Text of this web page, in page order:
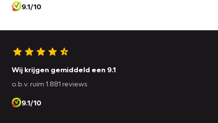
9.1/10
Wij krijgen gemiddeld een 9.1
o.b.v. ruim 1.881 reviews
9.1/10